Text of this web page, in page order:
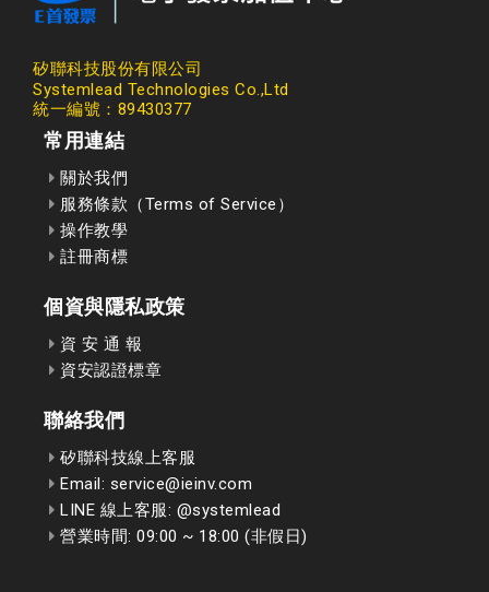
矽聯科技股份有限公司
Systemlead Technologies Co.,Ltd
統一編號：89430377
常用連結
關於我們
服務條款（Terms of Service）
操作教學
註冊商標
個資與隱私政策
資 安 通 報
資安認證標章
聯絡我們
矽聯科技線上客服
Email: service@ieinv.com
LINE 線上客服: @systemlead
營業時間: 09:00 ~ 18:00 (非假日)